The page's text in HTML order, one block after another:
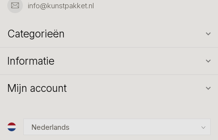
info@kunstpakket.nl
Categorieën
Informatie
Mijn account